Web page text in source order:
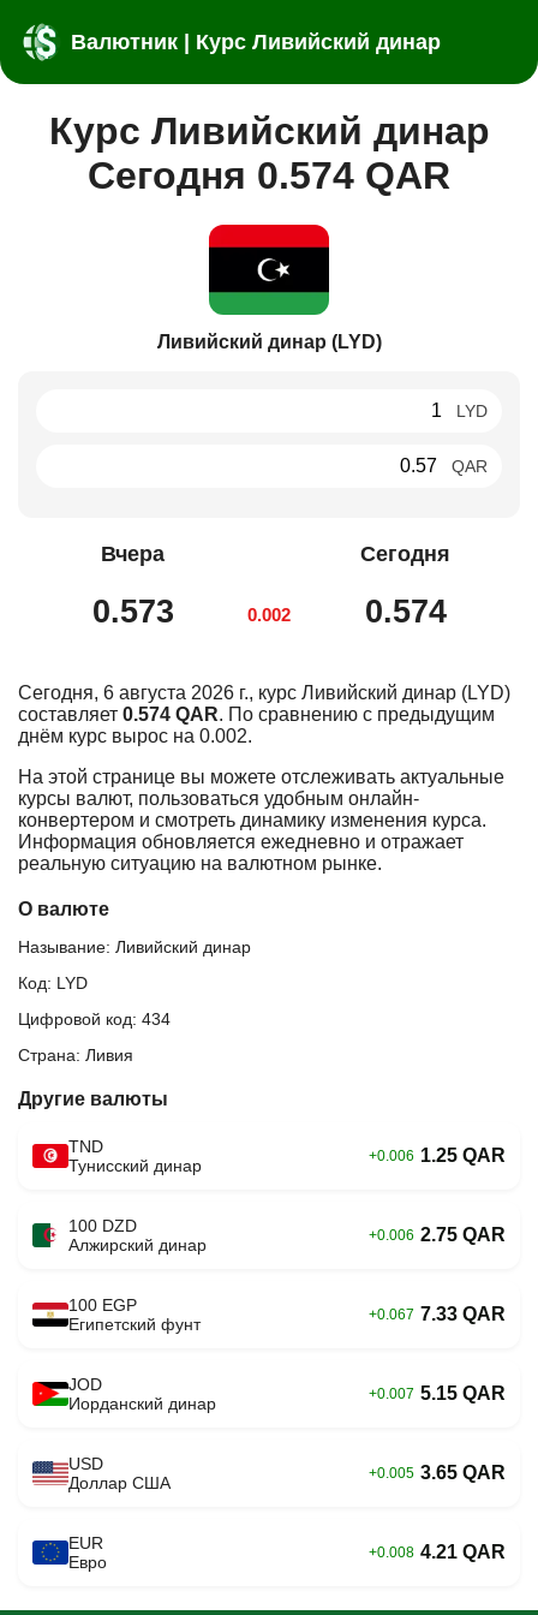
Валютник | Курс Ливийский динар
Курс Ливийский динар
Сегодня 0.574 QAR
Ливийский динар (LYD)
LYD
QAR
Вчера
0.573 0.002
Сегодня
0.574
Сегодня, 6 августа 2026 г., курс Ливийский динар (LYD)
составляет 0.574 QAR. По сравнению с предыдущим
днём курс вырос на 0.002.
На этой странице вы можете отслеживать актуальные
курсы валют, пользоваться удобным онлайн-
конвертером и смотреть динамику изменения курса.
Информация обновляется ежедневно и отражает
реальную ситуацию на валютном рынке.
О валюте
Называние: Ливийский динар
Код: LYD
Цифровой код: 434
Страна: Ливия
Другие валюты
TND
Тунисский динар
+0.006 1.25 QAR
100 DZD
Алжирский динар
+0.006 2.75 QAR
100 EGP
Египетский фунт
+0.067 7.33 QAR
JOD
Иорданский динар
+0.007 5.15 QAR
USD
Доллар США
+0.005 3.65 QAR
EUR
Евро
+0.008 4.21 QAR